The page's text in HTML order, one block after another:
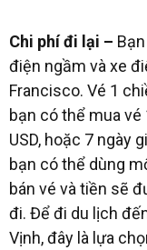
Chi phí đi lại –
điện ngầm và xe
Francisco. Vé 1
bạn có thể mua vé
USD, hoặc 7 ngày
bạn có thể dùng
bán vé và tiền sẽ
đi. Để đi du lịch
Vịnh, đây là lựa